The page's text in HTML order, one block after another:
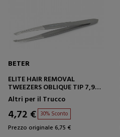
BETER
ELITE HAIR REMOVAL
TWEEZERS OBLIQUE TIP 7,9
CM
Altri per il Trucco
4,72 € 30% Sconto
Prezzo originale 6,75 €